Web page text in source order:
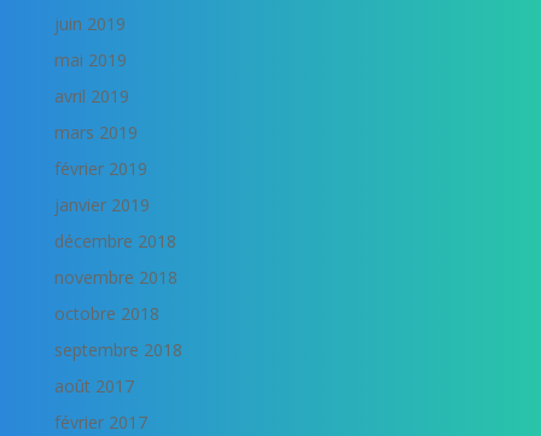
juin 2019
mai 2019
avril 2019
mars 2019
février 2019
janvier 2019
décembre 2018
novembre 2018
octobre 2018
septembre 2018
août 2017
février 2017